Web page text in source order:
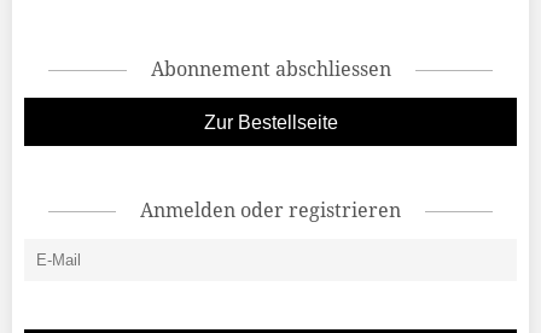
Abonnement abschliessen
Zur Bestellseite
Anmelden oder registrieren